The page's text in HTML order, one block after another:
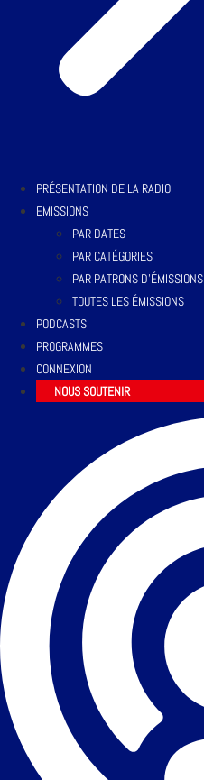
PRÉSENTATION DE LA RADIO
EMISSIONS
PAR DATES
PAR CATÉGORIES
PAR PATRONS D’ÉMISSIONS
TOUTES LES ÉMISSIONS
PODCASTS
PROGRAMMES
CONNEXION
NOUS SOUTENIR